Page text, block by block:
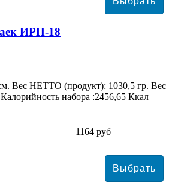
ИРП-18
Вес НЕТТО (продукт): 1030,5 гр. Вес
набора :2456,65 Ккал
1164 руб